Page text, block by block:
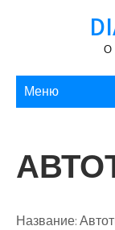
О
Меню
Название: